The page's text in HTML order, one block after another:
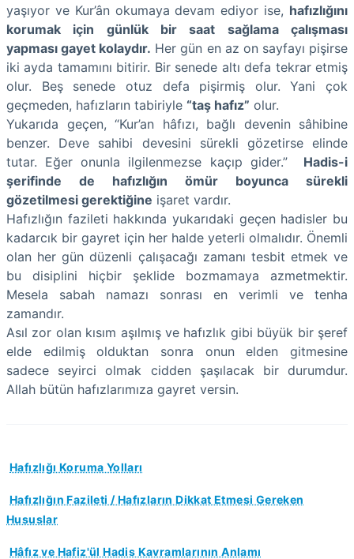
yaşıyor ve Kur’ân okumaya devam ediyor ise, hafızlığını
korumak için günlük bir saat sağlama çalışması
yapması gayet kolaydır. Her gün en az on sayfayı pişirse
iki ayda tamamını bitirir. Bir senede altı defa tekrar etmiş
olur. Beş senede otuz defa pişirmiş olur. Yani çok
geçmeden, hafızların tabiriyle “taş hafız” olur.
Yukarıda geçen, “Kur’an hâfızı, bağlı devenin sâhibine
benzer. Deve sahibi devesini sürekli gözetirse elinde
tutar. Eğer onunla ilgilenmezse kaçıp gider.” Hadis-i
şerifinde de hafızlığın ömür boyunca sürekli
gözetilmesi gerektiğine işaret vardır.
Hafızlığın fazileti hakkında yukarıdaki geçen hadisler bu
kadarcık bir gayret için her halde yeterli olmalıdır. Önemli
olan her gün düzenli çalışacağı zamanı tesbit etmek ve
bu disiplini hiçbir şeklide bozmamaya azmetmektir.
Mesela sabah namazı sonrası en verimli ve tenha
zamandır.
Asıl zor olan kısım aşılmış ve hafızlık gibi büyük bir şeref
elde edilmiş olduktan sonra onun elden gitmesine
sadece seyirci olmak cidden şaşılacak bir durumdur.
Allah bütün hafızlarımıza gayret versin.
Hafızlığı Koruma Yolları
Hafızlığın Fazileti / Hafızların Dikkat Etmesi Gereken
Hususlar
Hâfız ve Hafiz'ül Hadis Kavramlarının Anlamı